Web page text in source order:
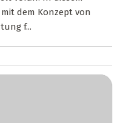
dem Konzept von
f...